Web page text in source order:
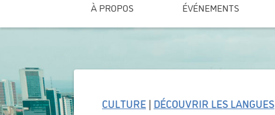
À PROPOS ÉVÉNEMENTS
CULTURE | DÉCOUVRIR LES LANGUES